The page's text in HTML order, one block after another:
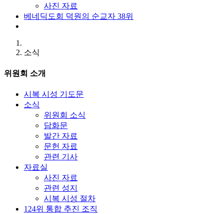
사진 자료
베네딕도회 덕원의 순교자 38위
소식
위원회 소개
시복 시성 기도문
소식
위원회 소식
담화문
발간 자료
문헌 자료
관련 기사
자료실
사진 자료
관련 성지
시복 시성 절차
124위 통합 추진 조직